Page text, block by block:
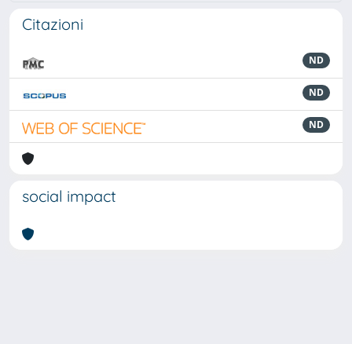
Citazioni
ND
ND
ND
social impact